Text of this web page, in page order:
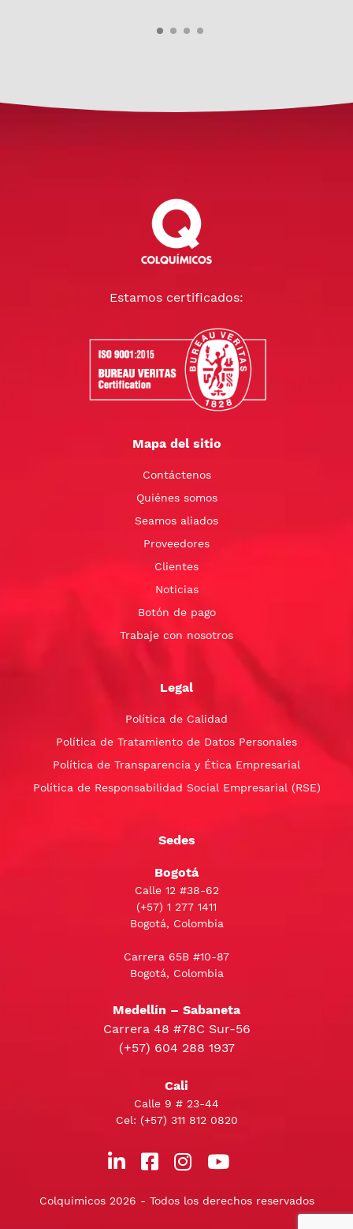
Estamos certificados:
Mapa del sitio
Contáctenos
Quiénes somos
Seamos aliados
Proveedores
Clientes
Noticias
Botón de pago
Trabaje con nosotros
Legal
Política de Calidad
Política de Tratamiento de Datos Personales
Política de Transparencia y Ética Empresarial
Política de Responsabilidad Social Empresarial (RSE)
Sedes
Bogotá
Calle 12 #38-62
(+57) 1 277 1411
Bogotá, Colombia
Carrera 65B #10-87
Bogotá, Colombia
Medellín – Sabaneta
Carrera 48 #78C Sur-56
(+57) 604 288 1937
Cali
Calle 9 # 23-44
Cel: (+57) 311 812 0820
Colquimicos 2026 - Todos los derechos reservados